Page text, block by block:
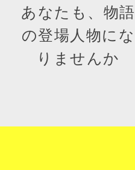
あなたも、物語
の登場人物にな
りませんか